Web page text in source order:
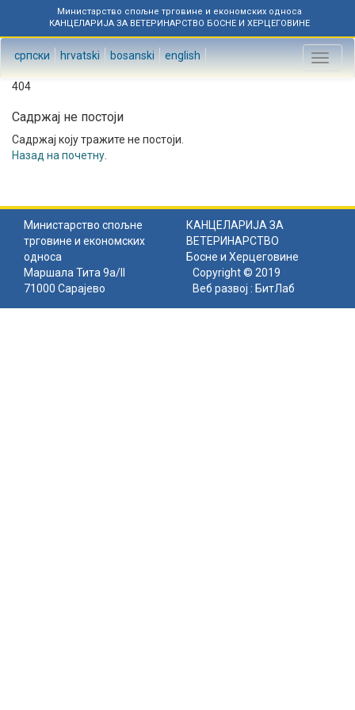
Министарство спољне трговине и економских односа
КАНЦЕЛАРИЈА ЗА ВЕТЕРИНАРСТВО БОСНЕ И ХЕРЦЕГОВИНЕ
српски hrvatski bosanski english
Toggle
404
Садржај не постоји
Садржај коју тражите не постоји.
Назад на почетну
Министарство спољне
трговине и економских
односа
КАНЦЕЛАРИЈА ЗА
ВЕТЕРИНАРСТВО
Босне и Херцеговине
Маршала Тита 9а/II
71000 Сарајево
Copyright © 2019
Веб развој : БитЛаб